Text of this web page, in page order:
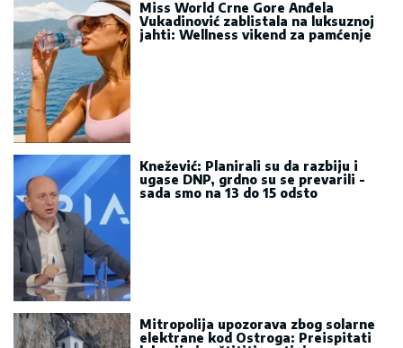
Miss World Crne Gore Anđela
Vukadinović zablistala na luksuznoj
jahti: Wellness vikend za pamćenje
Knežević: Planirali su da razbiju i
ugase DNP, grdno su se prevarili -
sada smo na 13 do 15 odsto
Mitropolija upozorava zbog solarne
elektrane kod Ostroga: Preispitati